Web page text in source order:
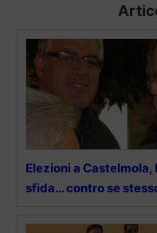
Elezioni a
sfida… contro se